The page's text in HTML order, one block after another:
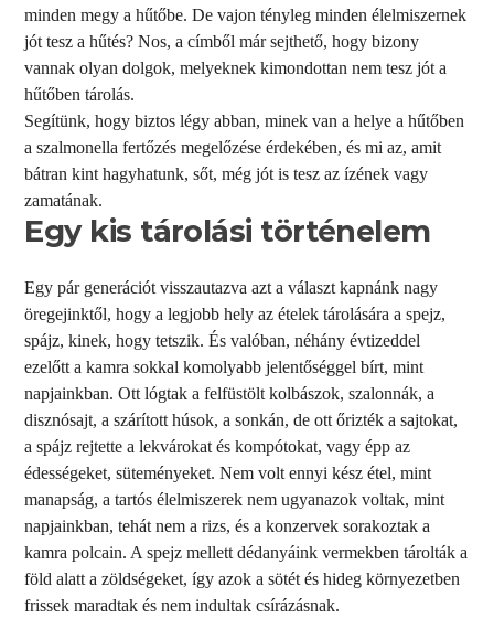
minden megy a hűtőbe. De vajon tényleg minden élelmiszernek
jót tesz a hűtés? Nos, a címből már sejthető, hogy bizony
vannak olyan dolgok, melyeknek kimondottan nem tesz jót a
hűtőben tárolás.
Segítünk, hogy biztos légy abban, minek van a helye a hűtőben
a szalmonella fertőzés megelőzése érdekében, és mi az, amit
bátran kint hagyhatunk, sőt, még jót is tesz az ízének vagy
zamatának.
Egy kis tárolási történelem
Egy pár generációt visszautazva azt a választ kapnánk nagy
öregejinktől, hogy a legjobb hely az ételek tárolására a spejz,
spájz, kinek, hogy tetszik. És valóban, néhány évtizeddel
ezelőtt a kamra sokkal komolyabb jelentőséggel bírt, mint
napjainkban. Ott lógtak a felfüstölt kolbászok, szalonnák, a
disznósajt, a szárított húsok, a sonkán, de ott őrizték a sajtokat,
a spájz rejtette a lekvárokat és kompótokat, vagy épp az
édességeket, süteményeket. Nem volt ennyi kész étel, mint
manapság, a tartós élelmiszerek nem ugyanazok voltak, mint
napjainkban, tehát nem a rizs, és a konzervek sorakoztak a
kamra polcain. A spejz mellett dédanyáink vermekben tárolták a
föld alatt a zöldségeket, így azok a sötét és hideg környezetben
frissek maradtak és nem indultak csírázásnak.